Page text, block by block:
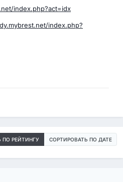
index.php?act=idx
index.php?
ПО РЕЙТИНГУ СОРТИРОВАТЬ ПО ДАТЕ